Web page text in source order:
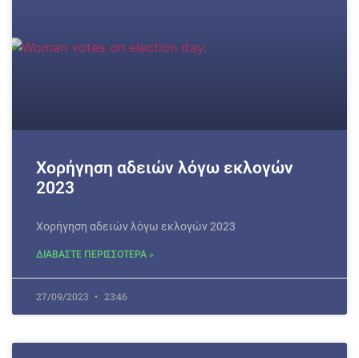
Χορήγηση αδειών λόγω εκλογών
2023
Χορήγηση αδειών λόγω εκλογών 2023
ΔΙΑΒΑΣΤΕ ΠΕΡΙΣΣΟΤΕΡΑ »
27/09/2023 23:46